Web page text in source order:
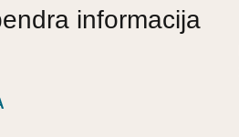
informacija